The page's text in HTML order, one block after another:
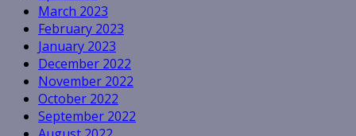
March 2023
February 2023
January 2023
December 2022
November 2022
October 2022
September 2022